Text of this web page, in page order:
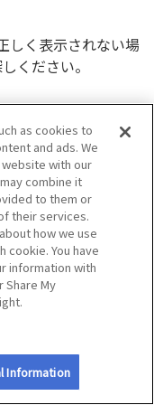
しく表示されない場
ください。
as cookies to
and ads. We
with our
combine it
to them or
their services.
how we use
cookie. You have
information with
Share My
Information